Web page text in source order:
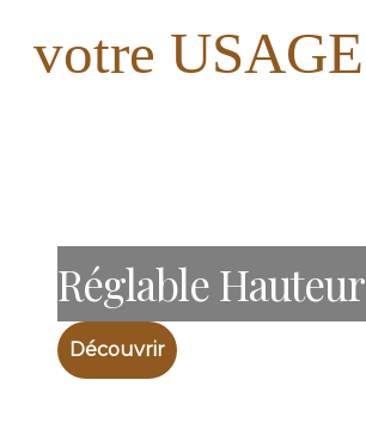
votre USAGE
Réglable Hauteur
Découvrir